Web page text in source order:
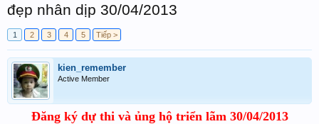
đẹp nhân dịp 30/04/2013
1 2 3 4 5 Tiếp >
kien_remember
Active Member
Đăng ký dự thi và ủng hộ triển lãm 30/04/2013